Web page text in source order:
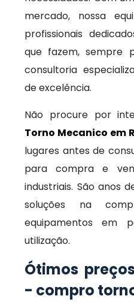
mercado, nossa
profissionais
que fazem, sempre
consultoria
de excelência.
Não procure por
Torno Mecanico em
lugares antes de
para compra e
industriais. São anos
soluções na
equipamentos em
utilização.
Ótimos
- compro